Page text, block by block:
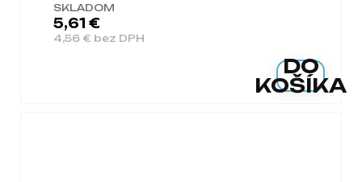
SKLADOM
4,56 € bez DPH
5,61 €
DO
KOŠÍKA